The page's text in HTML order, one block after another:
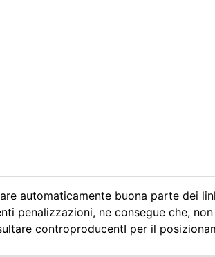
automaticamente buona parte dei
penalizzazioni, ne consegue che,
controproducentI per il